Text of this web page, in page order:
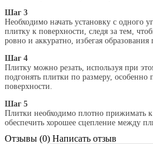
Шаг 3
Необходимо начать установку с одного
плитку к поверхности, следя за тем,
ровно и аккуратно, избегая
Шаг 4
Плитку можно резать, используя при
подгонять плитки по размеру, особенно
поверхности.
Шаг 5
Плитки необходимо плотно прижимать
обеспечить хорошее сцепление между
Отзывы (0) Написать отзыв